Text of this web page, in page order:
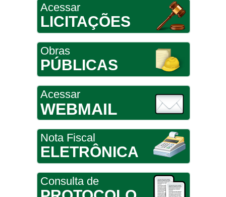
Acessar
LICITAÇÕES
Obras
PÚBLICAS
Acessar
WEBMAIL
Nota Fiscal
ELETRÔNICA
Consulta de